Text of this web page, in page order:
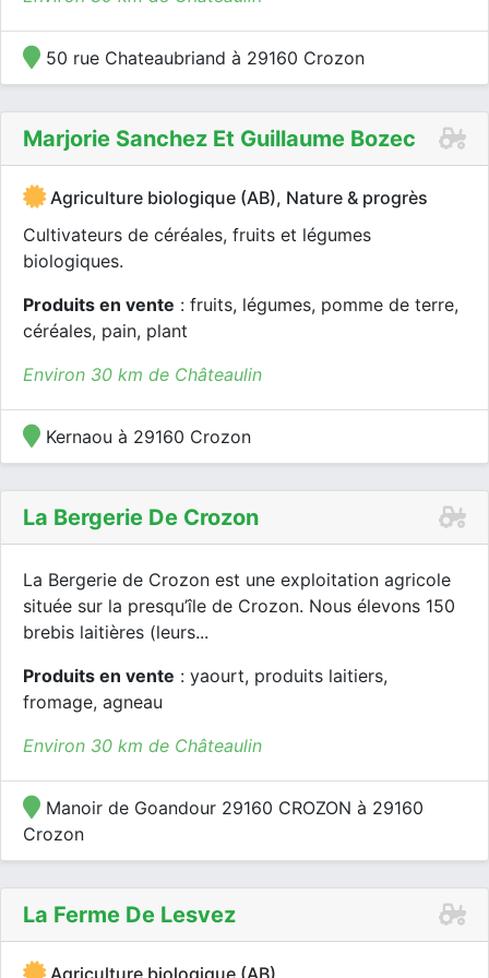
50 rue Chateaubriand à 29160 Crozon
Marjorie Sanchez Et Guillaume Bozec
Agriculture biologique (AB), Nature & progrès
Cultivateurs de céréales, fruits et légumes
biologiques.
Produits en vente : fruits, légumes, pomme de terre,
céréales, pain, plant
Environ 30 km de Châteaulin
Kernaou à 29160 Crozon
La Bergerie De Crozon
La Bergerie de Crozon est une exploitation agricole
située sur la presqu’île de Crozon. Nous élevons 150
brebis laitières (leurs...
Produits en vente : yaourt, produits laitiers,
fromage, agneau
Environ 30 km de Châteaulin
Manoir de Goandour 29160 CROZON à 29160
Crozon
La Ferme De Lesvez
Agriculture biologique (AB)